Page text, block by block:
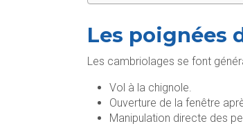
Les poignées
Les cambriolages se font
Vol à la chignole.
Ouverture de la fenêtre
Manipulation directe des